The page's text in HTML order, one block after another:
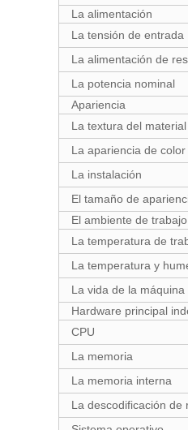
La alimentación
La tensión de entrada
La alimentación de
La potencia nominal
Apariencia
La textura del material
La apariencia de color
La instalación
El tamaño de
El ambiente de trabajo
La temperatura de
La temperatura y
La vida de la máquina
Hardware principal
CPU
La memoria
La memoria interna
La descodificación de